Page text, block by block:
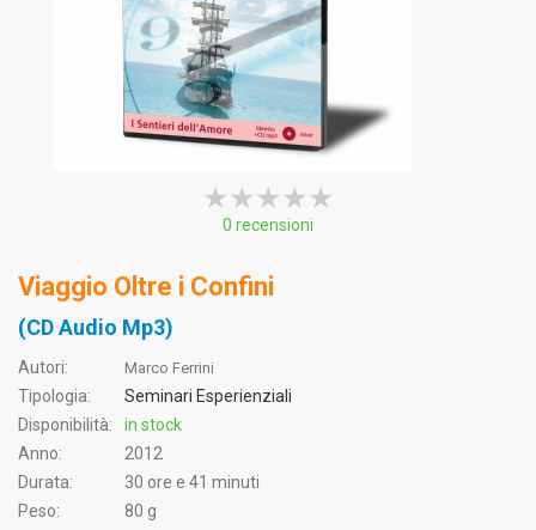
★★★★★
★★★★★
★★★★★
0 recensioni
Viaggio Oltre i Confini
(CD Audio Mp3)
Autori: Marco Ferrini
Tipologia:
Seminari Esperienziali
Disponibilità:
in stock
Anno:
2012
Durata:
30 ore e 41 minuti
Peso:
80 g